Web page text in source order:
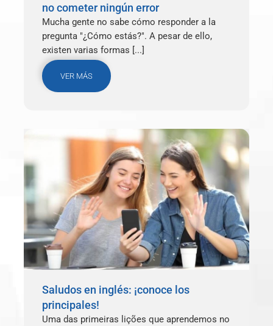
no cometer ningún error
Mucha gente no sabe cómo responder a la
pregunta "¿Cómo estás?". A pesar de ello,
existen varias formas [...]
VER MÁS
Saludos en inglés: ¡conoce los
principales!
Uma das primeiras lições que aprendemos no